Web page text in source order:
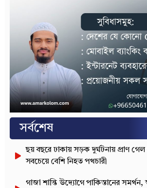
সর্বশেষ
ছয় বছরে ঢাকায় সড়ক দুর্ঘটনায় প্রাণ
সবচেয়ে বেশি নিহত পথচারী
গাজা শান্তি উদ্যোগে পাকিস্তানের সমর্থন,